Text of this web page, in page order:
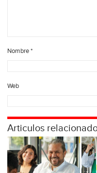
Nombre*
Web
Articulos